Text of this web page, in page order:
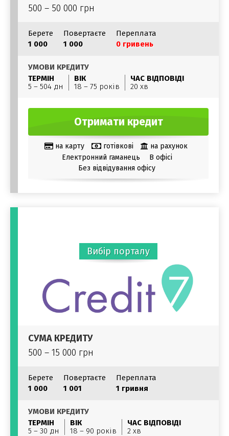
500 – 50 000 грн
Берете
1 000
Повертаєте
1 000
Переплата
0 гривень
УМОВИ КРЕДИТУ
ТЕРМІН
5 – 504 дн
ВІК
18 – 75 років
ЧАС ВІДПОВІДІ
20 хв
Отримати кредит
на карту готівкові
на рахунок
Електронний гаманець
В офісі
Без відвідування офісу
Вибір порталу
СУМА КРЕДИТУ
500 – 15 000 грн
Берете
1 000
Повертаєте
1 001
Переплата
1 гривня
УМОВИ КРЕДИТУ
ТЕРМІН
5 – 30 дн
ВІК
18 – 90 років
ЧАС ВІДПОВІДІ
2 хв